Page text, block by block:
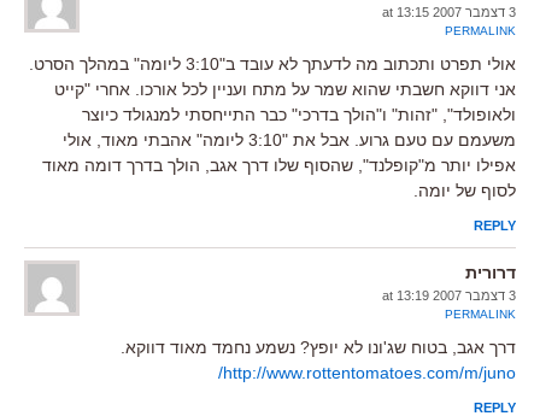
3 דצמבר 2007 at 13:15
PERMALINK
אולי תפרט ותכתוב מה לדעתך לא עובד ב"3:10 ליומה" במהלך הסרט.
אני דווקא חשבתי שהוא שמר על מתח ועניין לכל אורכו. אחרי "קייט
ולאופולד", "זהות" ו"הולך בדרכי" כבר התייחסתי למנגולד כיוצר
משעמם עם טעם גרוע. אבל את "3:10 ליומה" אהבתי מאוד, אולי
אפילו יותר מ"קופלנד", שהסוף שלו דרך אגב, הולך בדרך דומה מאוד
לסוף של יומה.
REPLY
דרורית
3 דצמבר 2007 at 13:19
PERMALINK
דרך אגב, בטוח שג'ונו לא יופץ? נשמע נחמד מאוד דווקא.
http://www.rottentomatoes.com/m/juno/
REPLY